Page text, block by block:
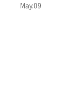
May.09